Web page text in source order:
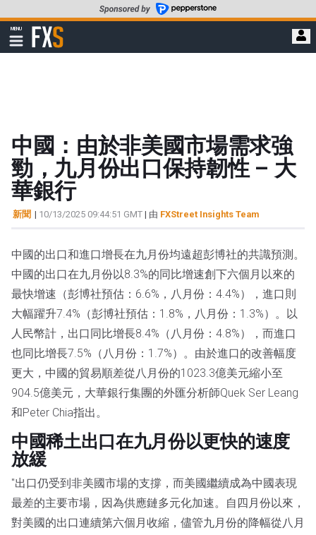
至
要
MENU
顯
示
FXStreet
中國：由於非美國市場需求強
勁，九月份出口保持韌性 – 大
華銀行
新聞 | 10/13/2025 09:44:51 GMT | 由 FXStreet Insights Team
中國的出口和進口增長在九月份均遠超彭博社的共識預測。
中國的出口在九月份以8.3%的同比增速創下六個月以來的
最快增速（彭博社預估：6.6%，八月份：4.4%），進口則
大幅躍升7.4%（彭博社預估：1.8%，八月份：1.3%）。以
人民幣計，出口同比增長8.4%（八月份：4.8%），而進口
也同比增長7.5%（八月份：1.7%）。由於進口的改善幅度
更大，中國的貿易順差從八月份的1023.3億美元縮小至
904.5億美元，大華銀行集團的外匯分析師Quek Ser Leang
和Peter Chia指出。
中國稀土出口在九月份以更快的速度
放緩
"出口仍受到非美國市場的支撐，而美國繼續成為中國表現
最差的主要市場，因為供應鏈多元化加速。自四月份以來，
對美國的出口連續第六個月收縮，儘管九月份的降幅從八月